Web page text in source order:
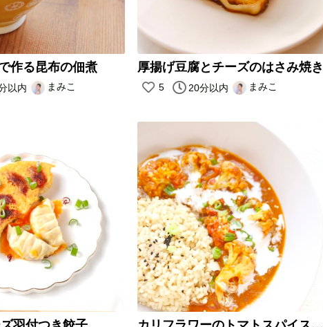
作る昆布の佃煮
以内 まみこ
厚揚げ豆腐とチーズのはさみ焼き
5 20分以内 まみこ